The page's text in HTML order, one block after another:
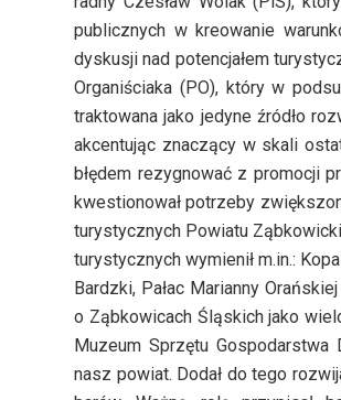
publicznych w kreowanie
dyskusji nad potencjałem
Organiściaka (PO), który w
traktowana jako jedyne źródło
akcentując znaczący w skali
błędem rezygnować z promocji
kwestionował potrzeby
turystycznych Powiatu
turystycznych wymienił m.in.:
Bardzki, Pałac Marianny
o Ząbkowicach Śląskich jako
Muzeum Sprzętu
nasz powiat. Dodał do tego